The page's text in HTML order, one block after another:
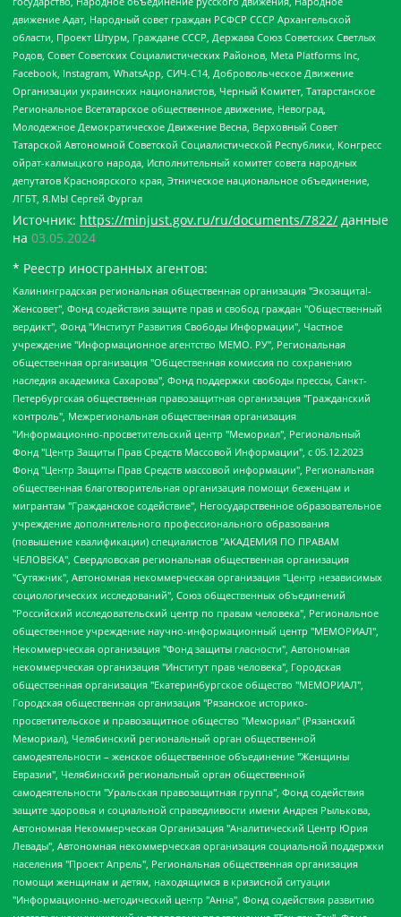
движение Адат, Народный совет граждан РСФСР СССР Архангельской
области, Проект Штурм, Граждане СССР, Держава Союз Советских Светлых
Родов, Совет Советских Социалистических Районов, Meta Platforms Inc,
Facebook, Instagram, WhatsApp, СИЧ-С14, Добровольческое Движение
Организации украинских националистов, Черный Комитет, Татарстанское
Региональное Всетатарское общественное движение, Невоград,
Молодежное Демократическое Движение Весна, Верховный Совет
Татарской Автономной Советской Социалистической Республики, Конгресс
ойрат-калмыцкого народа, Исполнительный комитет совета народных
депутатов Красноярского края, Этническое национальное объединение,
ЛГБТ, Я.МЫ Сергей Фургал
Источник: https://minjust.gov.ru/ru/documents/7822/ данные
на 03.05.2024
* Реестр иностранных агентов:
Калининградская региональная общественная организация "Экозащита!-Женсовет", Фонд содействия защите прав и свобод граждан "Общественный вердикт", Фонд "Институт Развития Свободы Информации", Частное учреждение "Информационное агентство МЕМО. РУ", Региональная общественная организация "Общественная комиссия по сохранению наследия академика Сахарова", Фонд поддержки свободы прессы, Санкт-Петербургская общественная правозащитная организация "Гражданский контроль", Межрегиональная общественная организация "Информационно-просветительский центр "Мемориал", Региональный Фонд "Центр Защиты Прав Средств Массовой Информации", с 05.12.2023 Фонд "Центр Защиты Прав Средств массовой информации", Региональная общественная благотворительная организация помощи беженцам и мигрантам "Гражданское содействие", Негосударственное образовательное учреждение дополнительного профессионального образования (повышение квалификации) специалистов "АКАДЕМИЯ ПО ПРАВАМ ЧЕЛОВЕКА", Свердловская региональная общественная организация "Сутяжник", Автономная некоммерческая организация "Центр независимых социологических исследований", Союз общественных объединений "Российский исследовательский центр по правам человека", Региональное общественное учреждение научно-информационный центр "МЕМОРИАЛ", Некоммерческая организация "Фонд защиты гласности", Автономная некоммерческая организация "Институт прав человека", Городская общественная организация "Екатеринбургское общество "МЕМОРИАЛ", Городская общественная организация "Рязанское историко-просветительское и правозащитное общество "Мемориал" (Рязанский Мемориал), Челябинский региональный орган общественной самодеятельности – женское общественное объединение "Женщины Евразии", Челябинский региональный орган общественной самодеятельности "Уральская правозащитная группа", Фонд содействия защите здоровья и социальной справедливости имени Андрея Рылькова, Автономная Некоммерческая Организация "Аналитический Центр Юрия Левады", Автономная некоммерческая организация социальной поддержки населения "Проект Апрель", Региональная общественная организация помощи женщинам и детям, находящимся в кризисной ситуации "Информационно-методический центр "Анна", Фонд содействия развитию массовых коммуникаций и правовому просвещению "Так-так-Так", Фонд содействия устойчивому развитию "Серебряная тайга", Свердловский региональный общественный фонд социальных проектов "Новое время", "Idel.Реалии", Кавказ.Реалии, Крым.Реалии, Телеканал Настоящее Время, Татаро-башкирская служба Радио Свобода (Azatliq Radiosi), Радио Свободная Европа/Радио Свобода (PCE/PC), "Сибирь.Реалии", "Фактограф", Благотворительный фонд помощи осужденным и их семьям, Автономная некоммерческая организация "Институт глобализации и социальных движений", Фонд "В защиту прав заключенных", Частное учреждение "Центр поддержки и содействия развитию средств массовой информации", Пензенский региональный общественный благотворительный фонд "Гражданский союз", "Север.Реалии", Некоммерческая организация Фонд "Правовая инициатива", Общество с ограниченной ответственностью "Радио Свободная Европа/Радио Свобода", Чешское информационное агентство "MEDIUM-ORIENT", Красноярская региональная общественная организация "Мы против СПИДа", Камалягин Денис Николаевич, Маркелов Сергей Евгеньевич, Пономарев Лев Александрович, Савицкая Людмила Алексеевна, Автономная некоммерческая организация "Центр по работе с проблемой насилия "НАСИЛИЮ.НЕТ", Межрегиональный профессиональный союз работников здравоохранения "Альянс врачей", Юридическое лицо, зарегистрированное в Латвийской Республике, SIA "Medusa Project" (регистрационный номер 40103797863, дата регистрации 10.06.2014), Некоммерческая организация "Фонд по борьбе с коррупцией", Автономная некоммерческая организация "Институт права и публичной политики", Баданин Роман Сергеевич, Гликин Максим Александрович, Железнова Мария Михайловна, Лукьянова Юлия Сергеевна, Маетная Елизавета Витальевна, Маняхин Петр Борисович, Чуракова Ольга Владимировна, Ярош Юлия Петровна, Юридическое лицо "The Insider SIA", зарегистрированное в Риге, Латвийская Республика (дата регистрации 26.06.2015), являющееся администратором доменного имени интернет-издания "The Insider SIA", https://theins.ru, Постернак Алексей Евгеньевич, Рубин Михаил Аркадьевич, Анин Роман Александрович, Юридическое лицо Istories fonds, зарегистрированное в Латвийской Республике (регистрационный номер 50008295751, дата регистрации 24.02.2020), Великовский Дмитрий Александрович, Долинина Ирина Николаевна, Мароховская Алеся Алексеевна, Шлейнов Роман Юрьевич, Шмагун Олеся Валентиновна, Общество с ограниченной ответственностью "Альтаир 2021", Общество с ограниченной ответственностью "Вега 2021", Общество с ограниченной ответственностью "Главный редактор 2021", Общество с ограниченной ответственностью "Ромашки монолит", Важенков Артем Валерьевич, Ивановская областная общественная организация "Центр гендерных исследований", Гурман Юрий Альбертович, Медиапроект "ОВД-Инфо", Егоров Владимир Владимирович, Жилинский Владимир Александрович, Общество с ограниченной ответственностью "ЗП", Иванова София Юрьевна, Карезина Инна Павловна, Кильтау Екатерина Викторовна, Петров Алексей Викторович, Пискунов Сергей Евгеньевич, Смирнов Сергей Сергеевич, Тихонов Михаил Сергеевич, Общество с ограниченной ответственностью "ЖУРНАЛИСТ-ИНОСТРАННЫЙ АГЕНТ", Арапова Галина Юрьевна, Вольтская Татьяна Анатольевна, Американская компания "Mason G.E.S. Anonymous Foundation" (США), являющаяся владельцем интернет-издания https://mnews.world/, Компания "Stichting Bellingcat", зарегистрированная в Нидерландах (дата регистрации 11.07.2018), Захаров Андрей Вячеславович, Клепиковская Екатерина Дмитриевна, Общество с ограниченной ответственностью "МЕМО", Перл Роман Александрович, Симонов Евгений Алексеевич, Соловьева Елена Анатольевна, Сотников Даниил Владимирович, Сурначева Елизавета Дмитриевна, Автономная некоммерческая организация по защите прав человека и информированию населения "Якутия – Наше Мнение", Общество с ограниченной ответственностью "Москоу диджитал медиа", с 26.01.2023 Общество с ограниченной ответственностью "Чайка Белые сады", Ветошкина Валерия Валерьевна, Заговора Максим Александрович, Межрегиональное общественное движение "Российская ЛГБТ - сеть", Оленичев Максим Владимирович, Павлов Иван Юрьевич, Скворцова Елена Сергеевна, Общество с ограниченной ответственностью "Как бы инагент", Кочетков Игорь Викторович, Общество с ограниченной ответственностью "Честные выборы", Еланчик Олег Александрович, Общество с ограниченной ответственностью "Нобелевский призыв", Гималова Регина Эмилевна, Григорьев Андрей Валерьевич, Григорьева Алина Александровна, Ассоциация по содействию защите прав призывников, альтернативнослужащих и военнослужащих "Правозащитная группа "Гражданин.Армия.Право", Хисамова Регина Фаритовна, Автономная некоммерческая организация по реализации социально-правовых программ "Лилит", Дальневосточное общественное движение "Маяк", Санкт-Петербургская ЛГБТ-инициативная группа "Выход", Инициативная группа ЛГБТ+ "Реверс", Алексеев Андрей Викторович, Бекбулатова Таисия Львовна, Беляев Иван Михайлович, Владыкина Елена Сергеевна, Гельман Марат Александрович, Никульшина Вероника Юрьевна, Толоконникова Надежда Андреевна, Шендерович Виктор Анатольевич, Общество с ограниченной ответственностью "Данное сообщение", Общество с ограниченной ответственностью Издательский дом "Новая глава", Айнбиндер Александра Александровна, Московский комьюнити-центр для ЛГБТ+инициатив, Благотворительный фонд развития филантропии, Deutsche Welle (Германия, Kurt-Schumacher-Strasse 3, 53113 Bonn), Борзунова Мария Михайловна, Воробьев Виктор Викторович, Голубева Анна Львовна, Константинова Алла Михайловна, Малкова Ирина Владимировна, Мурадов Мурад Абдулгалимович, Осетинская Елизавета Николаевна, Понасенков Евгений Николаевич, Ганапольский Матвей Юрьевич, Киселев Евгений Алексеевич, Борухович Ирина Григорьевна, Дремин Иван Тимофеевич, Дубровский Дмитрий Викторович, Красноярская региональная общественная организация поддержки и развития альтернативных образовательных технологий и межкультурных коммуникаций "ИНТЕРРА", Маяковская Екатерина Алексеевна, Фейгин Марк Захарович, Филимонов Андрей Викторович, Дзугкоева Регина Николаевна, Доброхотов Роман Александрович, Дудь Юрий Александрович, Елкин Сергей Владимирович, Кругликов Кирилл Игоревич, Сабунаева Мария Леонидовна, Семенов Алексей Владимирович, Шаинян Карен Багратович, Шульман Екатерина Михайловна, Асафьев Артур Валерьевич, Вахштайн Виктор Семенович, Венедиктов Алексей Алексеевич, Лушникова Екатерина Евгеньевна, Волков Леонид Михайлович, Невзоров Александр Глебович, Пархоменко Сергей Борисович, Сироткин Ярослав Николаевич, Кара-Мурза Владимир Владимирович, Баранова Наталья Владимировна, Гозман Леонид Яковлевич, Кагарлицкий Борис Юльевич, Климарев Михаил Валерьевич, Милов Владимир Станиславович, Автономная некоммерческая организация Краснодарский центр современного искусства "Типография", Моргенштерн Алишер Тагирович, Соболь Любовь Эдуардовна, Общество с ограниченной ответственностью "ЛИЗА НОРМ", Каспаров Гарри Кимович, Ходорковский Михаил Борисович, Общество с ограниченной ответственностью "Апрельские тезисы", Данилович Ирина Брониславовна, Кашин Олег Владимирович, Петров Николай Владимирович, Пивоваров Алексей Владимирович, Соколов Михаил Владимирович, Цветкова Юлия Владимировна, Чичваркин Евгений Александрович, Комитет против пыток/Команда против пыток, Общество с ограниченной ответственностью "Первый научный", Общество с ограниченной ответственностью "Вертолет и ко", Белоцерковская Вероника Борисовна, Кац Максим Евгеньевич, Лазарева Татьяна Юрьевна, Шаведдинов Руслан Табризович, Яшин Илья Валерьевич, Общество с ограниченной ответственностью "Иноагент ААВ", Алешковский Дмитрий Петрович, Альбац Евгения Марковна, Быков Дмитрий Львович, Галямина Юлия Евгеньевна, Лойко Сергей Леонидович, Мартынов Кирилл Константинович, Медведев Сергей Александрович, Крашенинников Федор Геннадиевич, Гордеева Катерина Вл